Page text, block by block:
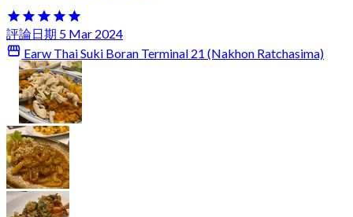
評論日期 5 Mar 2024
Earw Thai Suki Boran Terminal 21 (Nakhon Ratchasima)